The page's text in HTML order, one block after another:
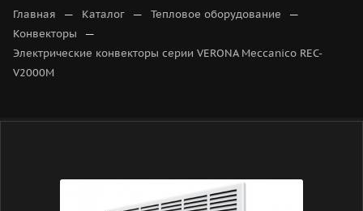
Главная — Каталог — Тепловое оборудование —
Конвекторы —
Электрические конвекторы серии VERONA Meccanico REC-
V2000M